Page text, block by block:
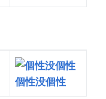
個性没個性